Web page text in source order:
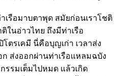
เรือมาบตาพุด สมัยก่อนเราโชติ
ในอ่าวไทย ถึงมีท่าเรือ
ตรเคมี นี่คือบุญเก่า เวลาส่ง
ส่งออกผ่านท่าเรือแหลมฉบัง
รมเต็มไปหมด แล้วเกิด